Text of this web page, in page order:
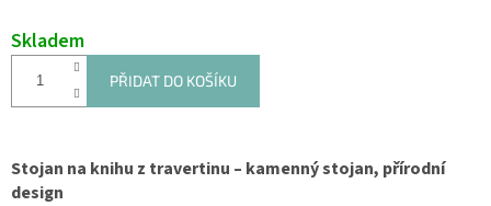
Skladem
PŘIDAT DO KOŠÍKU
Stojan na knihu z travertinu – kamenný stojan, přírodní
design